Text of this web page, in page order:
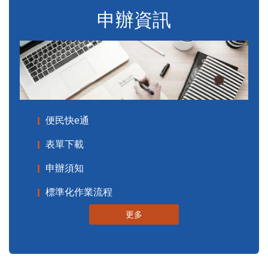
申辦資訊
便民快e通
表單下載
申辦須知
標準化作業流程
更多